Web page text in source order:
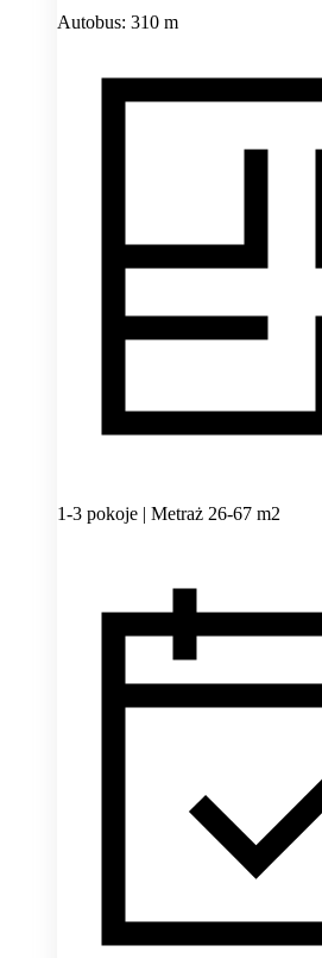
Autobus: 310 m
1-3 pokoje | Metraż 26-67 m2